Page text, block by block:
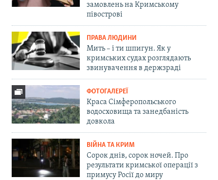
замовлень на Кримському
півострові
ПРАВА ЛЮДИНИ
Мить – і ти шпигун. Як у
кримських судах розглядають
звинувачення в держзраді
ФОТОГАЛЕРЕЇ
Краса Сімферопольського
водосховища та занедбаність
довкола
ВІЙНА ТА КРИМ
Сорок днів, сорок ночей. Про
результати кримської операції з
примусу Росії до миру